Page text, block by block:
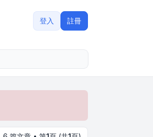
登入 註冊